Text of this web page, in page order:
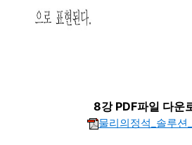
8강 PDF파일 다운
물리의정석_솔루션